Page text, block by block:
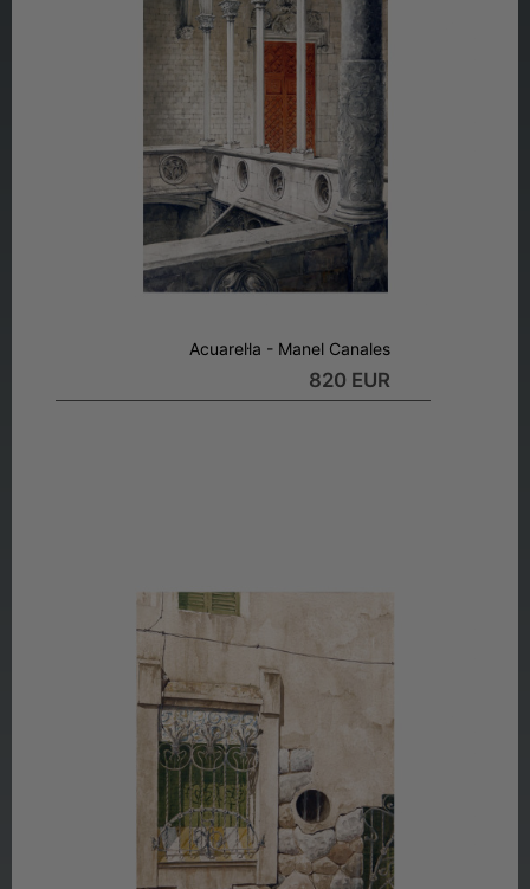
Canales crea i recrea amb emoció i aquest
sentiment emotiu és transmès a l'espectador
observador de la seva obra. "
Acuarel·la - Manel Canales
820 EUR